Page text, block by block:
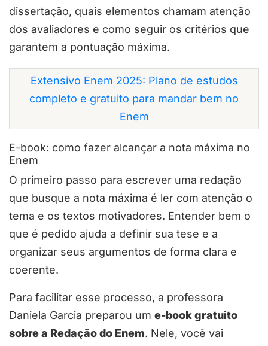
dissertação, quais elementos chamam atenção
dos avaliadores e como seguir os critérios que
garantem a pontuação máxima.
Extensivo Enem 2025: Plano de estudos
completo e gratuito para mandar bem no
Enem
E-book: como fazer alcançar a nota máxima no
Enem
O primeiro passo para escrever uma redação
que busque a nota máxima é ler com atenção o
tema e os textos motivadores. Entender bem o
que é pedido ajuda a definir sua tese e a
organizar seus argumentos de forma clara e
coerente.
Para facilitar esse processo, a professora
Daniela Garcia preparou um e-book gratuito
sobre a Redação do Enem. Nele, você vai